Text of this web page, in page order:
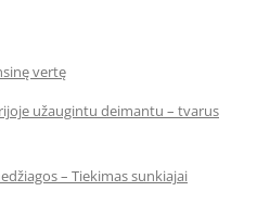
vertę
užaugintu deimantu – tvarus
– Tiekimas sunkiajai